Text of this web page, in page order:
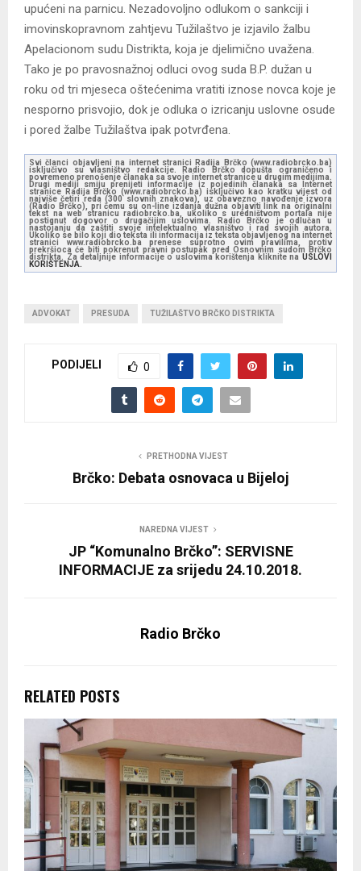
upućeni na parnicu. Nezadovoljno odlukom o sankciji i
imovinskopravnom zahtjevu Tužilaštvo je izjavilo žalbu
Apelacionom sudu Distrikta, koja je djelimično uvažena.
Tako je po pravosnažnoj odluci ovog suda B.P. dužan u
roku od tri mjeseca oštećenima vratiti iznose novca koje je
nesporno prisvojio, dok je odluka o izricanju uslovne osude
i pored žalbe Tužilaštva ipak potvrđena.
Svi članci objavljeni na internet stranici Radija Brčko (www.radiobrcko.ba)
isključivo su vlasništvo redakcije. Radio Brčko dopušta ograničeno i
povremeno prenošenje članaka sa svoje internet stranice u drugim medijima.
Drugi mediji smiju prenijeti informacije iz pojedinih članaka sa Internet
stranice Radija Brčko (www.radiobrcko.ba) isključivo kao kratku vijest od
najviše četiri reda (300 slovnih znakova), uz obavezno navođenje izvora
(Radio Brčko), pri čemu su on-line izdanja dužna objaviti link na originalni
tekst na web stranicu radiobrcko.ba, ukoliko s uredništvom portala nije
postignut dogovor o drugačijim uslovima. Radio Brčko je odlučan u
nastojanju da zaštiti svoje intelektualno vlasništvo i rad svojih autora.
Ukoliko se bilo koji dio teksta ili informacija iz teksta objavljenog na internet
stranici www.radiobrcko.ba prenese suprotno ovim pravilima, protiv
prekršioca će biti pokrenut pravni postupak pred Osnovnim sudom Brčko
distrikta. Za detaljnije informacije o uslovima korištenja kliknite na USLOVI
KORIŠTENJA.
ADVOKAT PRESUDA TUŽILAŠTVO BRČKO DISTRIKTA
PODIJELI 0
PRETHODNA VIJEST
Brčko: Debata osnovaca u Bijeloj
NAREDNA VIJEST
JP “Komunalno Brčko”: SERVISNE
INFORMACIJE za srijedu 24.10.2018.
Radio Brčko
RELATED POSTS